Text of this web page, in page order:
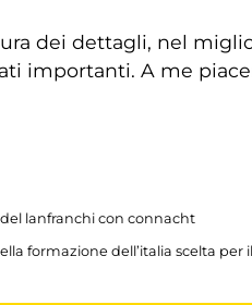
dei dettagli, nel
importanti. A me
ascoltare la
allenamento in
e dove hai
lanfranchi con connacht
formazione dell’italia scelta per